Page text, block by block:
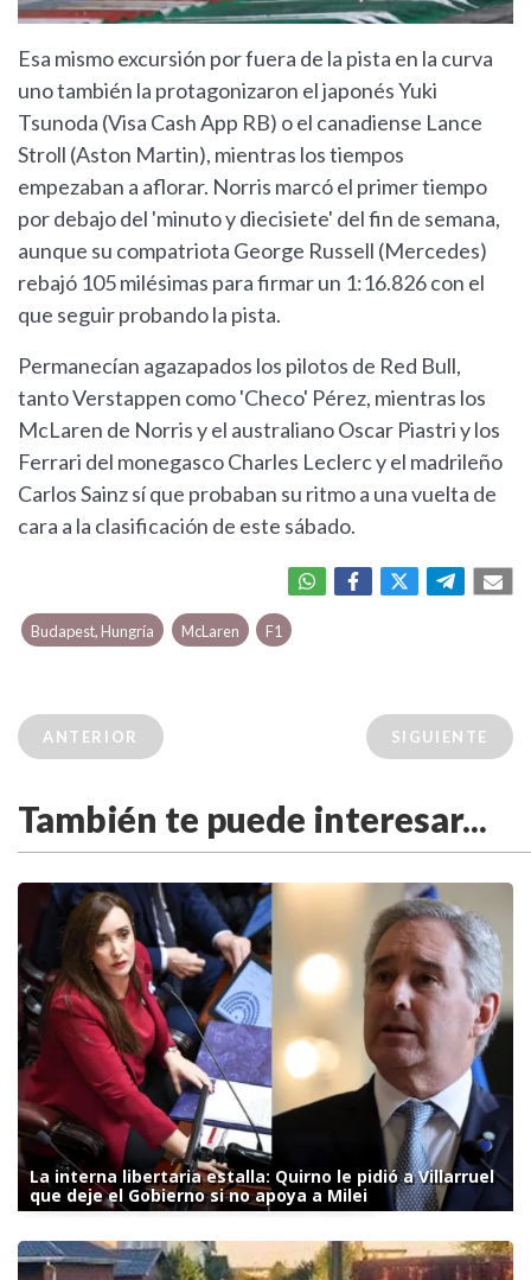
Esa mismo excursión por fuera de la pista en la curva
uno también la protagonizaron el japonés Yuki
Tsunoda (Visa Cash App RB) o el canadiense Lance
Stroll (Aston Martin), mientras los tiempos
empezaban a aflorar. Norris marcó el primer tiempo
por debajo del 'minuto y diecisiete' del fin de semana,
aunque su compatriota George Russell (Mercedes)
rebajó 105 milésimas para firmar un 1:16.826 con el
que seguir probando la pista.
Permanecían agazapados los pilotos de Red Bull,
tanto Verstappen como 'Checo' Pérez, mientras los
McLaren de Norris y el australiano Oscar Piastri y los
Ferrari del monegasco Charles Leclerc y el madrileño
Carlos Sainz sí que probaban su ritmo a una vuelta de
cara a la clasificación de este sábado.
Budapest, Hungría McLaren F1
ANTERIOR SIGUIENTE
También te puede interesar...
La interna libertaria estalla: Quirno le pidió a Villarruel
que deje el Gobierno si no apoya a Milei